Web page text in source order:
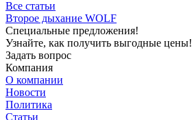
Все статьи
Второе дыхание WOLF
Специальные предложения!
Узнайте, как получить выгодные цены!
Задать вопрос
Компания
О компании
Новости
Политика
Статьи